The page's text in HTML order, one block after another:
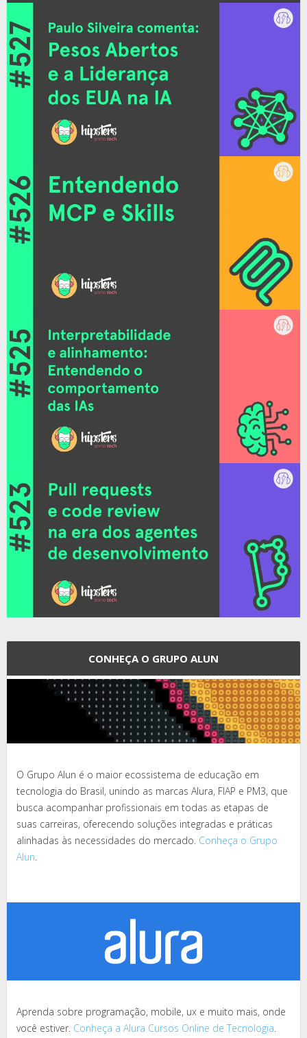
CONHEÇA O GRUPO ALUN
O Grupo Alun é o maior ecossistema de educação em
tecnologia do Brasil, unindo as marcas Alura, FIAP e PM3, que
busca acompanhar profissionais em todas as etapas de
suas carreiras, oferecendo soluções integradas e práticas
alinhadas às necessidades do mercado. Conheça o Grupo
Alun.
Aprenda sobre programação, mobile, ux e muito mais, onde
você estiver. Conheça a Alura Cursos Online de Tecnologia.